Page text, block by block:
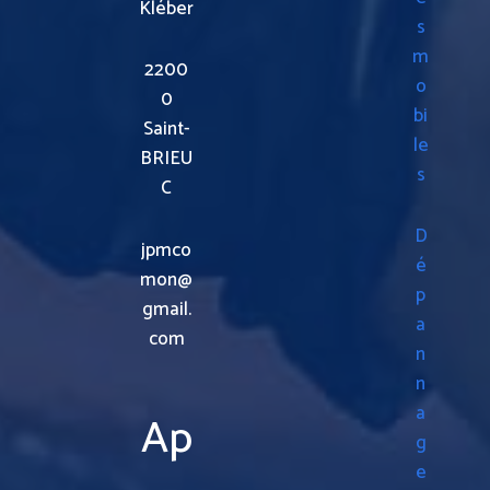
Kléber
2200
0
Saint-
BRIEU
C
jpmco
mon@
gmail.
com
Ap
s
m
o
bi
le
s
D
é
p
a
n
n
a
g
e